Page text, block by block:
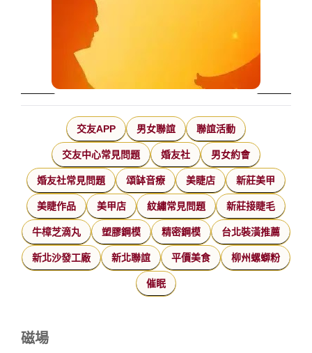
交友APP 男女聯誼 聯誼活動
交友中心常見問題 婚友社 男女約會
婚友社常見問題 頌缽音療 美睫店 新莊美甲
美睫作品 美甲店 紋繡常見問題 新莊接睫毛
牛樟芝滴丸 塑膠鋼模 精密鋼模 台北裝潢推薦
新北沙發工廠 新北聯誼 平價美食 柳州螺螄粉
催眠
磁場